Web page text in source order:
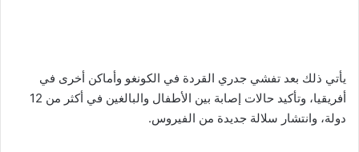
يأتي ذلك بعد تفشي جدري القردة في الكونغو وأماكن أخرى في
أفريقيا، وتأكيد حالات إصابة بين الأطفال والبالغين في أكثر من 12
دولة، وانتشار سلالة جديدة من الفيروس.